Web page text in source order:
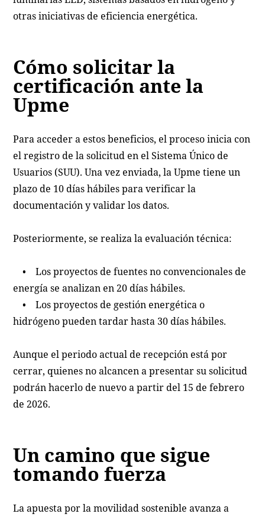
otras iniciativas de eficiencia energética.
Cómo solicitar la
certificación ante la
Upme
Para acceder a estos beneficios, el proceso inicia con
el registro de la solicitud en el Sistema Único de
Usuarios (SUU). Una vez enviada, la Upme tiene un
plazo de 10 días hábiles para verificar la
documentación y validar los datos.
Posteriormente, se realiza la evaluación técnica:
• Los proyectos de fuentes no convencionales de
energía se analizan en 20 días hábiles.
• Los proyectos de gestión energética o
hidrógeno pueden tardar hasta 30 días hábiles.
Aunque el periodo actual de recepción está por
cerrar, quienes no alcancen a presentar su solicitud
podrán hacerlo de nuevo a partir del 15 de febrero
de 2026.
Un camino que sigue
tomando fuerza
La apuesta por la movilidad sostenible avanza a